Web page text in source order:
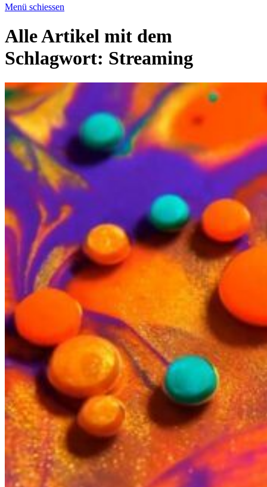
Menü schiessen
Alle Artikel mit dem
Schlagwort: Streaming